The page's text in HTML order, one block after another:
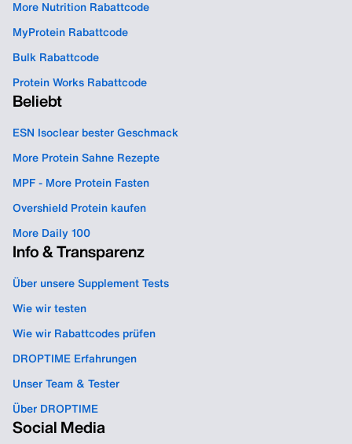
More Nutrition Rabattcode
MyProtein Rabattcode
Bulk Rabattcode
Protein Works Rabattcode
Beliebt
ESN Isoclear bester Geschmack
More Protein Sahne Rezepte
MPF - More Protein Fasten
Overshield Protein kaufen
More Daily 100
Info & Transparenz
Über unsere Supplement Tests
Wie wir testen
Wie wir Rabattcodes prüfen
DROPTIME Erfahrungen
Unser Team & Tester
Über DROPTIME
Social Media